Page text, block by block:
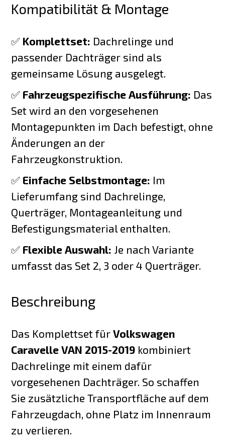
Kompatibilität & Montage
✅ Komplettset: Dachrelinge und
passender Dachträger sind als
gemeinsame Lösung ausgelegt.
✅ Fahrzeugspezifische Ausführung: Das
Set wird an den vorgesehenen
Montagepunkten im Dach befestigt, ohne
Änderungen an der
Fahrzeugkonstruktion.
✅ Einfache Selbstmontage: Im
Lieferumfang sind Dachrelinge,
Querträger, Montageanleitung und
Befestigungsmaterial enthalten.
✅ Flexible Auswahl: Je nach Variante
umfasst das Set 2, 3 oder 4 Querträger.
Beschreibung
Das Komplettset fürVolkswagen
Caravelle VAN 2015-2019 kombiniert
Dachrelinge mit einem dafür
vorgesehenen Dachträger. So schaffen
Sie zusätzliche Transportfläche auf dem
Fahrzeugdach, ohne Platz im Innenraum
zu verlieren.